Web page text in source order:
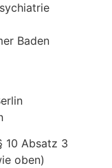
Baden
10 Absatz 3
oben)